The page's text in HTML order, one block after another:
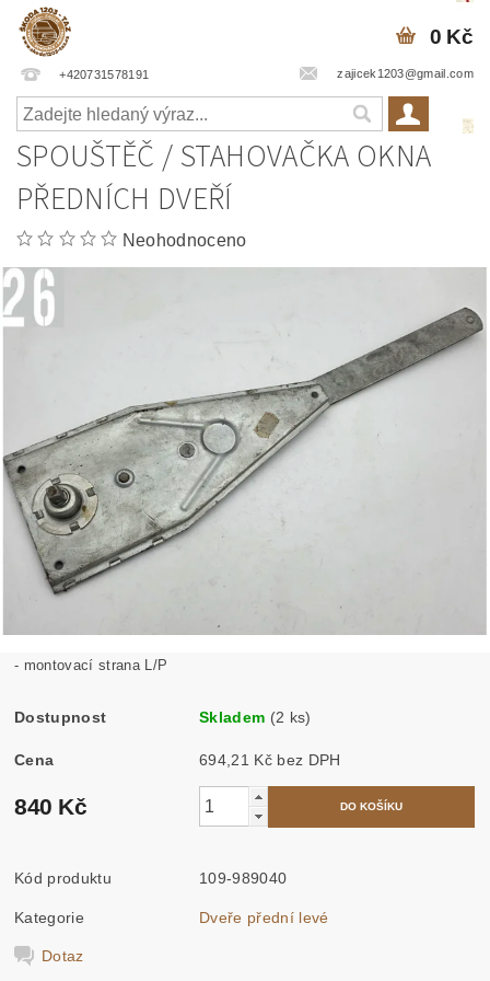
+420731578191 zajicek1203@gmail.com
0 Kč
SPOUŠTĚČ / STAHOVAČKA OKNA
PŘEDNÍCH DVEŘÍ
Neohodnoceno
- montovací strana L/P
Dostupnost Skladem (2 ks)
Cena 694,21 Kč bez DPH
840 Kč
Kód produktu 109-989040
Kategorie Dveře přední levé
Dotaz